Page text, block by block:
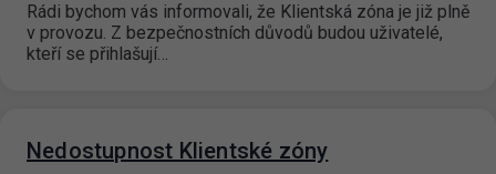
Rádi bychom vás informovali, že Klientská zóna je již plně
v provozu. Z bezpečnostních důvodů budou uživatelé,
kteří se přihlašují…
Nedostupnost Klientské zóny